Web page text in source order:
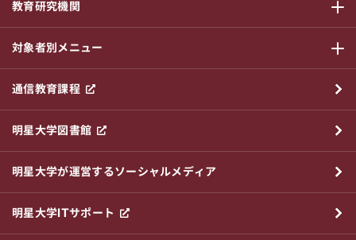
教育研究機関
サブメニ
対象者別メニュー
サブメニ
通信教育課程
明星大学図書館
明星大学が運営するソーシャルメディア
明星大学ITサポート